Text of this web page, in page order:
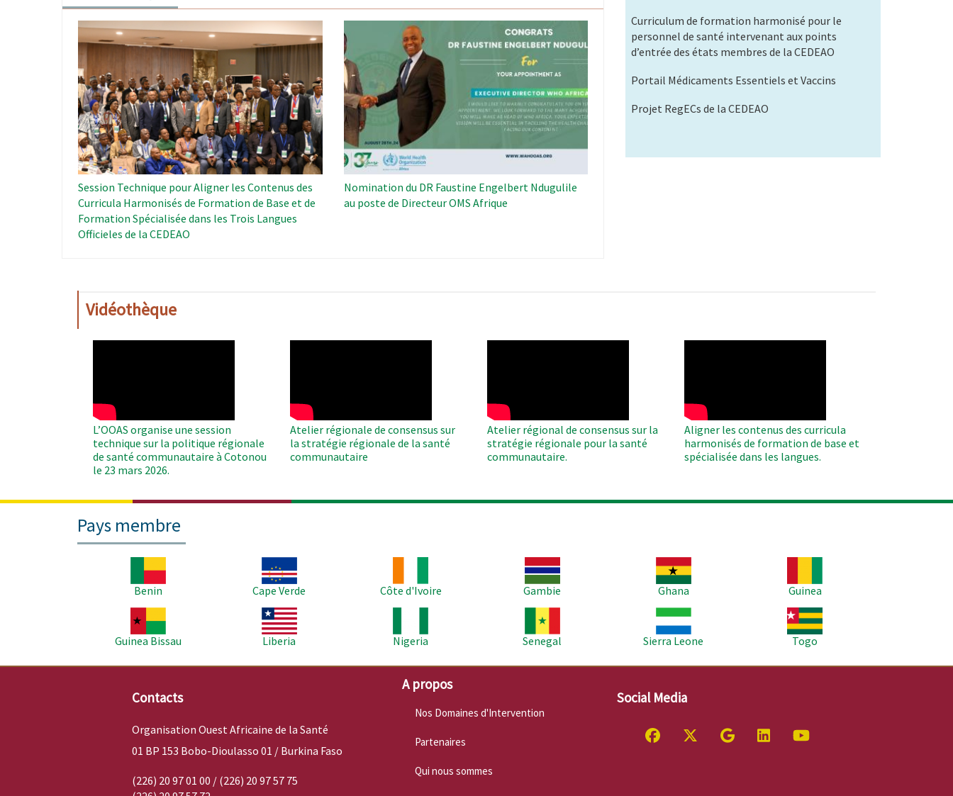
Session Technique pour Aligner les Contenus des
Curricula Harmonisés de Formation de Base et de
Formation Spécialisée dans les Trois Langues
Officieles de la CEDEAO
Nomination du DR Faustine Engelbert Ndugulile
au poste de Directeur OMS Afrique
Curriculum de formation harmonisé pour le
personnel de santé intervenant aux points
d’entrée des états membres de la CEDEAO
Portail Médicaments Essentiels et Vaccins
Projet RegECs de la CEDEAO
Vidéothèque
L’OOAS organise une session
technique sur la politique régionale
de santé communautaire à Cotonou
le 23 mars 2026.
Atelier régionale de consensus sur
la stratégie régionale de la santé
communautaire
Atelier régional de consensus sur la
stratégie régionale pour la santé
communautaire.
Aligner les contenus des curricula
harmonisés de formation de base et
spécialisée dans les langues.
Pays membre
Cape Verde
Gambie
Ghana
Liberia
Sierra Leone
Togo
01 BP 153 Bobo-Dioulasso 01 / Burkina Faso
(226) 20 97 57 72
A propos